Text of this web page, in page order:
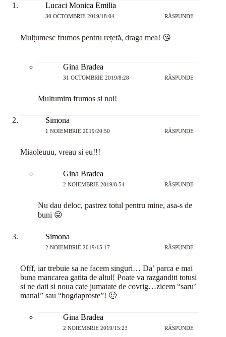
Lucaci Monica Emilia
30 OCTOMBRIE 2019/18:04 RĂSPUNDE
Mulțumesc frumos pentru rețetă, draga mea! 😘
Gina Bradea
31 OCTOMBRIE 2019/8:28 RĂSPUNDE
Multumim frumos si noi!
Simona
1 NOIEMBRIE 2019/20:50 RĂSPUNDE
Miaoleuuu, vreau si eu!!!
Gina Bradea
2 NOIEMBRIE 2019/8:54 RĂSPUNDE
Nu dau deloc, pastrez totul pentru mine, asa-s de
buni 😛
Simona
2 NOIEMBRIE 2019/15:17 RĂSPUNDE
Offf, iar trebuie sa ne facem singuri… Da’ parca e mai
buna mancarea gatita de altul! Poate va razganditi totusi
si ne dati si noua cate jumatate de covrig…zicem “saru’
mana!” sau “bogdaproste”! 🙂
Gina Bradea
2 NOIEMBRIE 2019/15:23 RĂSPUNDE